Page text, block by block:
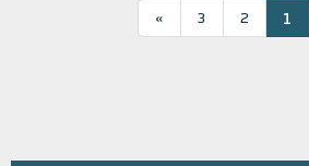
1
2
3
»